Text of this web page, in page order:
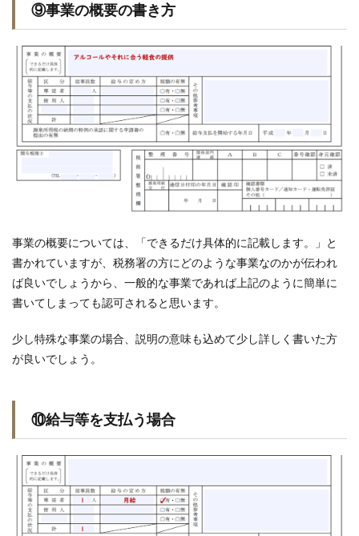
⑨事業の概要の書き方
事業の概要については、「できるだけ具体的に記載します。」と
書かれていますが、税務署の方にどのような事業なのかが伝われ
ば良いでしょうから、一般的な事業であれば上記のように簡単に
書いてしまっても認可されると思います。
少し特殊な事業の場合、説明の意味も込めて少し詳しく書いた方
が良いでしょう。
⑩給与等を支払う場合